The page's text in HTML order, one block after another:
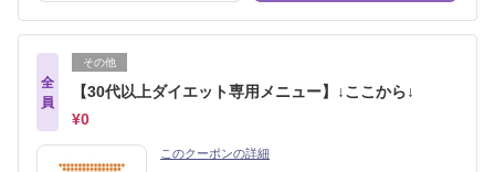
全
員
その他
【30代以上ダイエット専用メニュー】↓ここから↓
¥0
このクーポンの詳細